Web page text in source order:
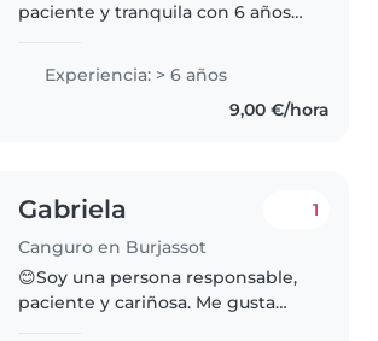
paciente y tranquila con 6 años
niños de todas las edades,
incluyendo niños con
necesidades especiales como
Experiencia: > 6 años
9,00 €/hora
Gabriela
Canguro en Burjassot
1
😊Soy una persona responsable,
paciente y cariñosa. Me gusta